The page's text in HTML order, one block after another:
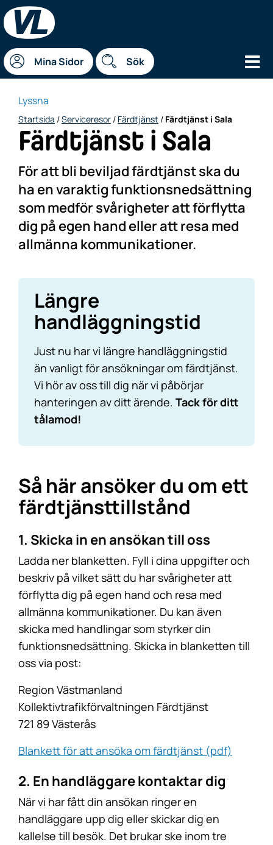
Mina Sidor Sök
Lyssna
Startsida /Serviceresor / Färdtjänst / Färdtjänst i Sala
Färdtjänst i Sala
För att bli beviljad färdtjänst ska du
ha en varaktig funktionsnedsättning
som medför svårigheter att förflytta
dig på egen hand eller att resa med
allmänna kommunikationer.
Längre
handläggningstid
Just nu har vi längre handläggningstid
än vanligt för ansökningar om färdtjänst.
Vi hör av oss till dig när vi påbörjar
hanteringen av ditt ärende. Tack för ditt
tålamod!
Så här ansöker du om ett
färdtjänsttillstånd
1. Skicka in en ansökan till oss
Ladda ner blanketten. Fyll i dina uppgifter och
beskriv på vilket sätt du har svårigheter att
förflytta dig på egen hand och resa med
allmänna kommunikationer. Du kan även
skicka med handlingar som styrker din
funktionsnedsättning. Skicka in blanketten till
oss via post:
Region Västmanland
Kollektivtrafikförvaltningen Färdtjänst
721 89 Västerås
Blankett för att ansöka om färdtjänst (pdf)
2. En handläggare kontaktar dig
När vi har fått din ansökan ringer en
handläggare upp dig eller skickar dig en
kallelse till besök. Det brukar ske inom tre